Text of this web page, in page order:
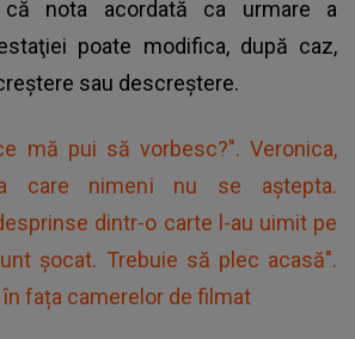
că nota acordată ca urmare a
poate modifica, după caz,
sau descreştere.
mă pui să vorbesc?". Veronica,
la care nimeni nu se aștepta.
dintr-o carte l-au uimit pe
șocat. Trebuie să plec acasă".
fața camerelor de filmat